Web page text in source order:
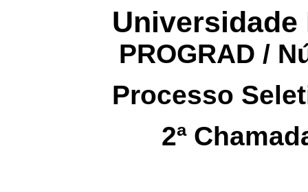
Universidade
PROGRAD /
Processo
2ª